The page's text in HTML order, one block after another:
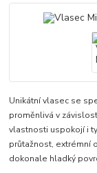
Unikátní vlasec se
proměnlivá v
vlastnosti uspokojí i
průtažnost, extrémní
dokonale hladký